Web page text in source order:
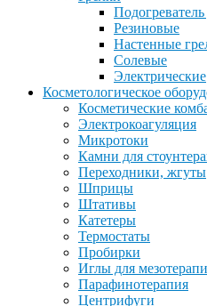
Подогреватель
Резиновые
Настенные
Солевые
Электрические
Косметологическое
Косметические
Электрокоагуляция
Микротоки
Камни для
Переходники, жгуты
Шприцы
Штативы
Катетеры
Термостаты
Пробирки
Иглы для
Парафинотерапия
Центрифуги